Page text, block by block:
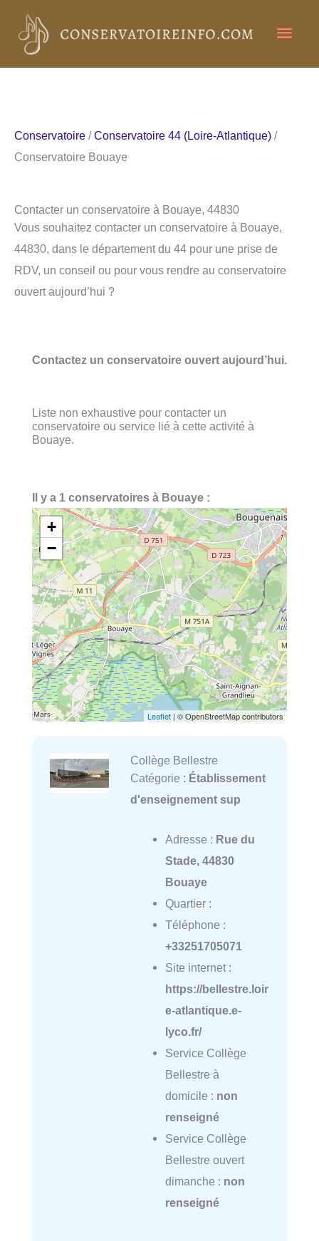
contenu
Conservatoire /Conservatoire 44 (Loire-Atlantique) /
Conservatoire Bouaye
Contacter un conservatoire à Bouaye, 44830
Vous souhaitez contacter un conservatoire à Bouaye,
44830, dans le département du 44 pour une prise de
RDV, un conseil ou pour vous rendre au conservatoire
ouvert aujourd’hui ?
Contactez un conservatoire ouvert aujourd’hui.
Liste non exhaustive pour contacter un
conservatoire ou service lié à cette activité à
Bouaye.
Il y a 1 conservatoires à Bouaye :
+
−
Leaflet | © OpenStreetMap contributors
Collège Bellestre
Catégorie : Établissement
d'enseignement sup
Adresse : Rue du
Stade, 44830
Bouaye
Quartier :
Téléphone :
+33251705071
Site internet :
https://bellestre.loir
e-atlantique.e-
lyco.fr/
Service Collège
Bellestre à
domicile : non
renseigné
Service Collège
Bellestre ouvert
dimanche : non
renseigné